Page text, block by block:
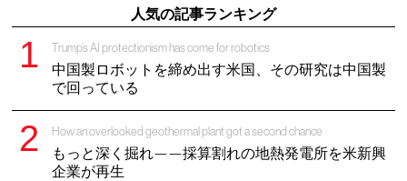
人気の記事ランキング
Trump’s AI protectionism has come for robotics
中国製ロボットを締め出す米国、その研究は中国製
で回っている
How an overlooked geothermal plant got a second chance
もっと深く掘れ——採算割れの地熱発電所を米新興
企業が再生